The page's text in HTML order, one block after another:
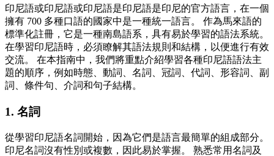
印尼語或印尼語或印尼語是印尼語是印尼的官方語言，在一個
擁有 700 多種口語的國家中是一種統一語言。 作為馬來語的
標準化註冊，它是一種南島語系，具有易於學習的語法系統。
在學習印尼語時，必須瞭解其語法規則和結構，以便進行有效
交流。 在本指南中，我們將重點介紹學習各種印尼語語法主
題的順序，例如時態、動詞、名詞、冠詞、代詞、形容詞、副
詞、條件句、介詞和句子結構。
1. 名詞
從學習印尼語名詞開始，因為它們是語言最簡單的組成部分。
印尼名詞沒有性別或複數，因此易於掌握。 熟悉常用名詞及